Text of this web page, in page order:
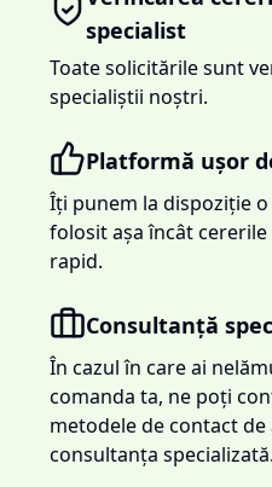
specialist
Toate solicitările sunt
specialiștii noștri.
Platformă ușor
Îți punem la dispoziție
folosit așa încât
rapid.
Consultanță
În cazul în care ai
comanda ta, ne poți
metodele de contact
consultanța specializată.